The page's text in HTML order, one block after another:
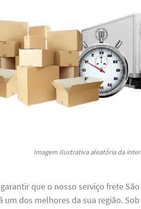
Imagem Ilustrativa aleatória da
que o nosso serviço frete
um dos melhores da sua região.